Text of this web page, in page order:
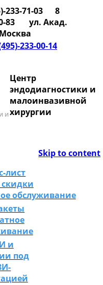
233-71-03
8
83
ул. Акад.
233-00-14
Центр
эндодиагностики и
малоинвазивной
хирургии
Skip to content
лист
обслуживание
и
под